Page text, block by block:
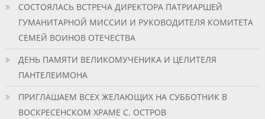
СОСТОЯЛАСЬ ВСТРЕЧА ДИРЕКТОРА ПАТРИАРШЕЙ
ГУМАНИТАРНОЙ МИССИИ И РУКОВОДИТЕЛЯ КОМИТЕТА
СЕМЕЙ ВОИНОВ ОТЕЧЕСТВА
ДЕНЬ ПАМЯТИ ВЕЛИКОМУЧЕНИКА И ЦЕЛИТЕЛЯ
ПАНТЕЛЕИМОНА
ПРИГЛАШАЕМ ВСЕХ ЖЕЛАЮЩИХ НА СУББОТНИК В
ВОСКРЕСЕНСКОМ ХРАМЕ С. ОСТРОВ